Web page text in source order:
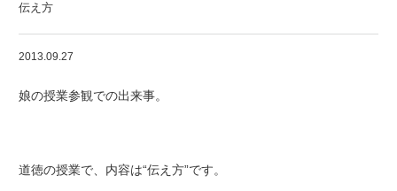
伝え方
2013.09.27
娘の授業参観での出来事。
道徳の授業で、内容は“伝え方”です。